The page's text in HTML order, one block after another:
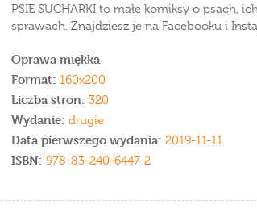
PSIE SUCHARKI to małe komiksy o
sprawach. Znajdziesz je na Facebooku i
Oprawa miękka
Format: 160x200
Liczba stron: 320
Wydanie: drugie
Data pierwszego wydania: 2019-11-11
ISBN: 978-83-240-6447-2